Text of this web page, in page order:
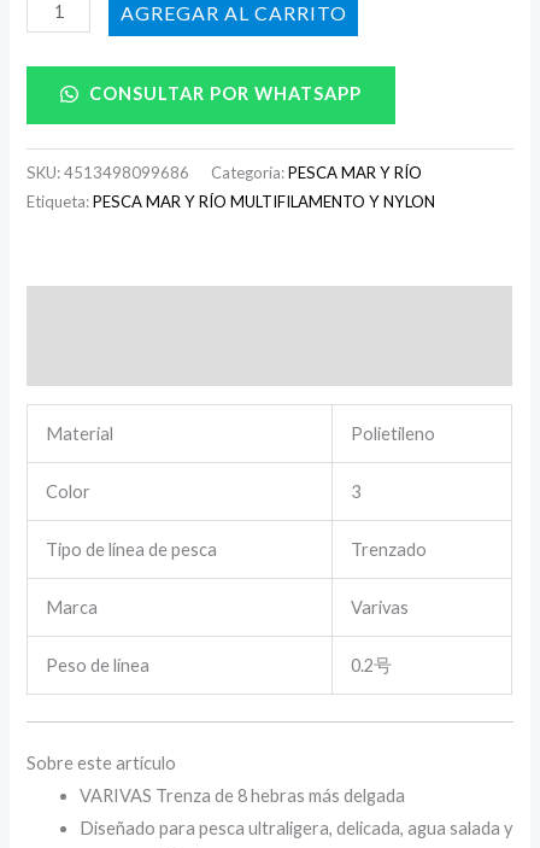
AÑADIR AL CARRITO
CONSULTAR POR WHATSAPP
SKU:4513498099686 Categoría:PESCA MAR Y RÍO
Etiqueta:PESCA MAR Y RÍO MULTIFILAMENTO Y NYLON
Material Polietileno
Color 3
Tipo de línea de pesca Trenzado
Marca Varivas
Peso de línea 0.2号
Sobre este artículo
VARIVAS Trenza de 8 hebras más delgada
Diseñado para pesca ultraligera, delicada, agua salada y